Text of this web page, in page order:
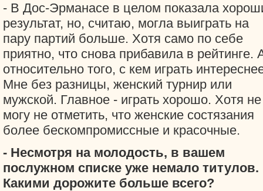
- В Дос-Эрманасе в целом показала
результат, но, считаю, могла выиграть на
пару партий больше. Хотя само по себе
приятно, что снова прибавила в рейтинге.
относительно того, с кем играть
Мне без разницы, женский турнир или
мужской. Главное - играть хорошо. Хотя не
могу не отметить, что женские состязания
более бескомпромиссные и красочные.
- Несмотря на молодость, в вашем
послужном списке уже немало титулов.
Какими дорожите больше всего?